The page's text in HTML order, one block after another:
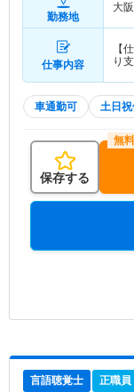
勤務地
大
仕事内容
【
り
車通勤可 土日
保存する
言語聴覚士 正職員